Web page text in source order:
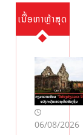
ເນື້ອຫາຫຼ້າສຸດ
06/08/2026